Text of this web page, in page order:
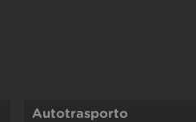
Autotrasporto